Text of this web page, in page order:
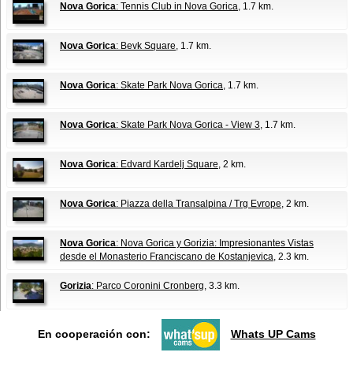
Nova Gorica: Tennis Club in Nova Gorica, 1.7 km.
Nova Gorica: Bevk Square, 1.7 km.
Nova Gorica: Skate Park Nova Gorica, 1.7 km.
Nova Gorica: Skate Park Nova Gorica - View 3, 1.7 km.
Nova Gorica: Edvard Kardelj Square, 2 km.
Nova Gorica: Piazza della Transalpina / Trg Evrope, 2 km.
Nova Gorica: Nova Gorica y Gorizia: Impresionantes Vistas
desde el Monasterio Franciscano de Kostanjevica, 2.3 km.
Gorizia: Parco Coronini Cronberg, 3.3 km.
En cooperación con: Whats UP Cams